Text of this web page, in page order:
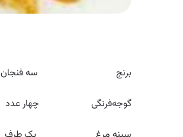
برنج سه فنجان
گوجه‌فرنگی چهار عدد